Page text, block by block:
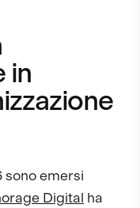
in
sono emersi
Digital ha